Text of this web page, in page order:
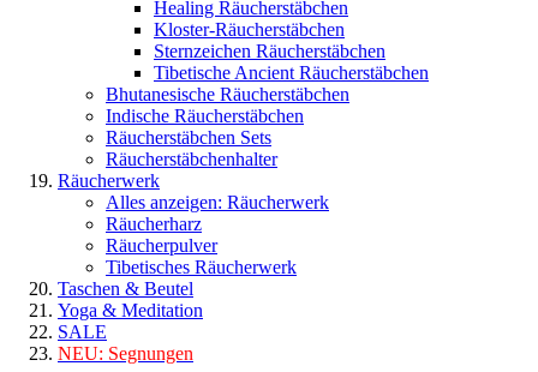
Healing Räucherstäbchen
Kloster-Räucherstäbchen
Sternzeichen Räucherstäbchen
Tibetische Ancient Räucherstäbchen
Bhutanesische Räucherstäbchen
Indische Räucherstäbchen
Räucherstäbchen Sets
Räucherstäbchenhalter
Räucherwerk
Alles anzeigen: Räucherwerk
Räucherharz
Räucherpulver
Tibetisches Räucherwerk
Taschen & Beutel
Yoga & Meditation
SALE
NEU: Segnungen